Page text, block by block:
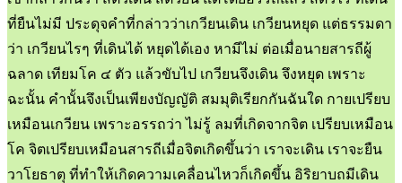
ที่ยืนไม่มี ประดุจคำที่กล่าวว่าเกวียนเดิน เกวียนหยุด แต่ธรรมดา
ว่า เกวียนไรๆ ที่เดินได้ หยุดได้เอง หามีไม่ ต่อเมื่อนายสารถีผู้
ฉลาด เทียมโค ๔ ตัว แล้วขับไป เกวียนจึงเดิน จึงหยุด เพราะ
ฉะนั้น คำนั้นจึงเป็นเพียงบัญญัติ สมมุติเรียกกันฉันใด กายเปรียบ
เหมือนเกวียน เพราะอรรถว่า ไม่รู้ ลมที่เกิดจากจิต เปรียบเหมือน
โค จิตเปรียบเหมือนสารถีเมื่อจิตเกิดขึ้นว่า เราจะเดิน เราจะยืน
วาโยธาตุ ที่ทำให้เกิดความเคลื่อนไหวก็เกิดขึ้น อิริยาบถมีเดิน